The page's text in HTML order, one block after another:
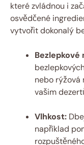
které zvládnou i‌
osvědčené
vytvořit dokonalý
Bezlepkové
nebo rýžová‍
vašim
Vlhkost:
například